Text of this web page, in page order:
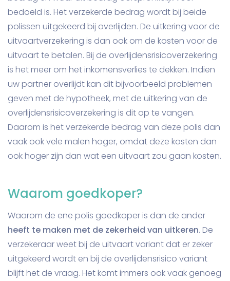
bedoeld is. Het verzekerde bedrag wordt bij beide
polissen uitgekeerd bij overlijden. De uitkering voor de
uitvaartverzekering is dan ook om de kosten voor de
uitvaart te betalen. Bij de overlijdensrisicoverzekering
is het meer om het inkomensverlies te dekken. Indien
uw partner overlijdt kan dit bijvoorbeeld problemen
geven met de hypotheek, met de uitkering van de
overlijdensrisicoverzekering is dit op te vangen.
Daarom is het verzekerde bedrag van deze polis dan
vaak ook vele malen hoger, omdat deze kosten dan
ook hoger zijn dan wat een uitvaart zou gaan kosten.
Waarom goedkoper?
Waarom de ene polis goedkoper is dan de ander
heeft te maken met de zekerheid van uitkeren. De
verzekeraar weet bij de uitvaart variant dat er zeker
uitgekeerd wordt en bij de overlijdensrisico variant
blijft het de vraag. Het komt immers ook vaak genoeg